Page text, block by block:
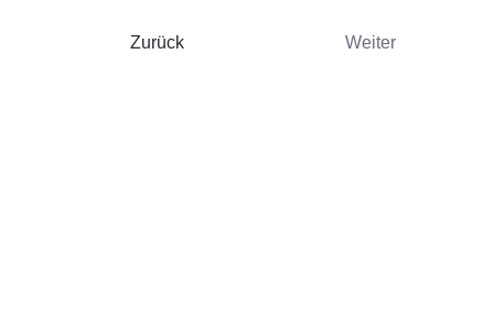
Zurück Weiter